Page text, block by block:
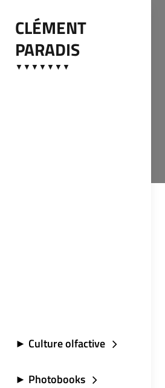
contenu
CLÉMENT
PARADIS
▼▼▼▼▼▼▼
► Culture olfactive
► Photobooks